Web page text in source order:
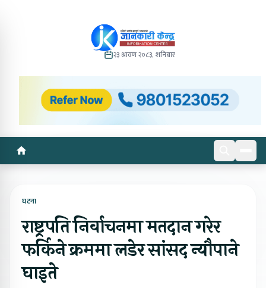
२३ श्रावण २०८३, शनिबार
घटना
राष्ट्रपति निर्वाचनमा मतदान गरेर
फर्किने क्रममा लडेर सांसद न्यौपाने
घाइते